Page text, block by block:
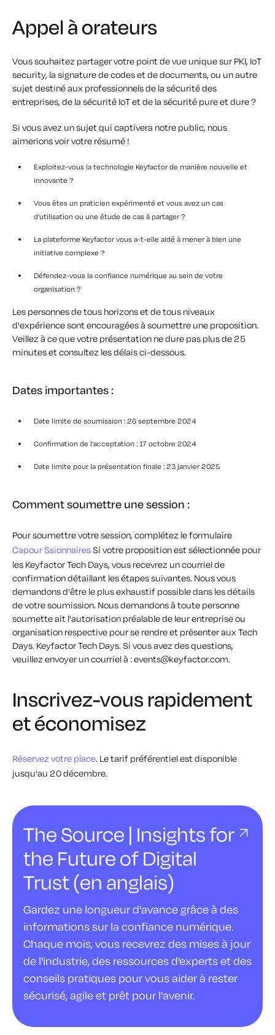
Appel à orateurs
Vous souhaitez partager votre point de vue unique sur PKI, IoT
security, la signature de codes et de documents, ou un autre
sujet destiné aux professionnels de la sécurité des
entreprises, de la sécurité IoT et de la sécurité pure et dure ?
Si vous avez un sujet qui captivera notre public, nous
aimerions voir votre résumé !
Exploitez-vous la technologie Keyfactor de manière nouvelle et
innovante ?
Vous êtes un praticien expérimenté et vous avez un cas
d'utilisation ou une étude de cas à partager ?
La plateforme Keyfactor vous a-t-elle aidé à mener à bien une
initiative complexe ?
Défendez-vous la confiance numérique au sein de votre
organisation ?
Les personnes de tous horizons et de tous niveaux
d'expérience sont encouragées à soumettre une proposition.
Veillez à ce que votre présentation ne dure pas plus de 25
minutes et consultez les délais ci-dessous.
Dates importantes :
Date limite de soumission : 26 septembre 2024
Confirmation de l'acceptation : 17 octobre 2024
Date limite pour la présentation finale : 23 janvier 2025
Comment soumettre une session :
Poursoumettrevotre session, complétez le formulaire
CapourSsionnairesSi votre proposition est sélectionnée pour
les KeyfactorTech Days, vous recevrez un courriel de
confirmation détaillant les étapes suivantes. Nous vous
demandons d'être le plus exhaustif possible dans les détails
de votre soumission. Nous demandons à toute personne
soumetteait l'autorisation préalable de leur entreprise ou
organisation respective pour se rendre et présenter aux Tech
Days. KeyfactorTech Days. Si vous avez des questions,
veuillez envoyer un courriel à :events@keyfactor.com.
Inscrivez-vous rapidement
et économisez
Réservez votre place. Le tarif préférentiel est disponible
jusqu'au 20 décembre.
The Source | Insights for
the Future of Digital
Trust (en anglais)
Gardez une longueur d'avance grâce à des
informations sur la confiance numérique.
Chaque mois, vous recevrez des mises à jour
de l'industrie, des ressources d'experts et des
conseils pratiques pour vous aider à rester
sécurisé, agile et prêt pour l'avenir.